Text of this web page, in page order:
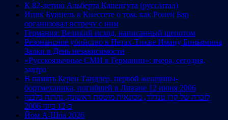
К 82-летию Альберта Капенгута (русс/итал)
Ицик Бунцель в Кнессете о том, как Ронен Бар
организовал встречу с ним
Германия: Великий исход, написанный шепотом
Резонансное убийство в Петах-Тикве Иману Биньямина
Залки в День независимости
«Русскоязычные СМИ в Германии»: вчера, сегодня,
завтра
В память Керен Тандлер, первой женщины-
бортмеханика, погибшей в Ливане 12 июня 2006
לזכרה של קרן טנדלר, מכונאית מוטסת ראשונה, נהרגה בלבנון
ב-12 ביוני 2006
Йом А-Шоа 2026